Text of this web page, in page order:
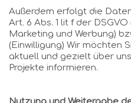
Außerdem erfolgt die
Art. 6 Abs. 1 lit f der
Marketing und Werbung)
(Einwilligung) Wir möchten
aktuell und gezielt über
Projekte informieren.